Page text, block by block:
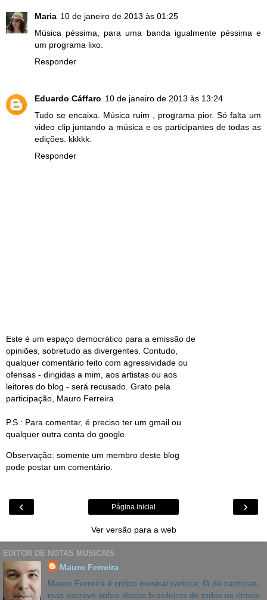
Maria 10 de janeiro de 2013 às 01:25
Música péssima, para uma banda igualmente péssima e
um programa lixo.
Responder
Eduardo Cáffaro 10 de janeiro de 2013 às 13:24
Tudo se encaixa. Música ruim , programa pior. Só falta um
video clip juntando a música e os participantes de todas as
edições. kkkkk.
Responder
Este é um espaço democrático para a emissão de
opiniões, sobretudo as divergentes. Contudo,
qualquer comentário feito com agressividade ou
ofensas - dirigidas a mim, aos artistas ou aos
leitores do blog - será recusado. Grato pela
participação, Mauro Ferreira
P.S.: Para comentar, é preciso ter um gmail ou
qualquer outra conta do google.
Observação: somente um membro deste blog
pode postar um comentário.
‹ ›
Página inicial
Ver versão para a web
EDITOR DE NOTAS MUSICAIS
Mauro Ferreira
Mauro Ferreira é crítico musical carioca, fã de cantoras,
mas escreve sobre discos brasileiros de todos os ritmos